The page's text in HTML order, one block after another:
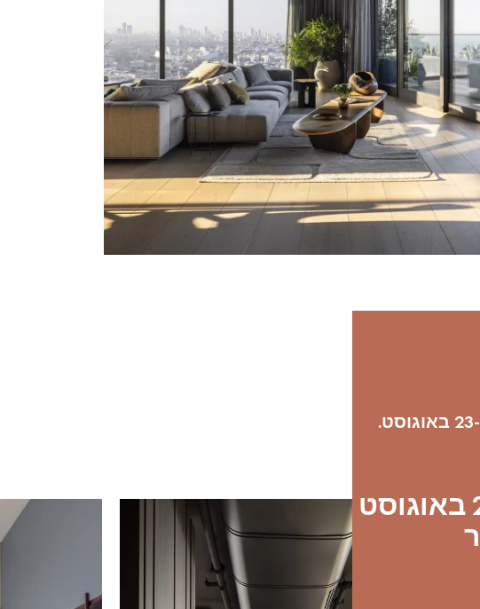
פתיחה מחדש ביום שני, ה-24 באוגוסט